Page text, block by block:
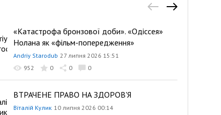
«Катастрофа бронзової доби». «Одіссея»
Нолана як «фільм-попередження»
Andriy Starodub 27 липня 2026 15:51
952
0 0 0
ВТРАЧЕНЕ ПРАВО НА ЗДОРОВ'Я
Віталій Кулик 10 липня 2026 00:14